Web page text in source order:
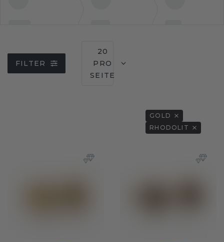
FILTER
20
PRO
SEITE
GOLD
RHODOLIT